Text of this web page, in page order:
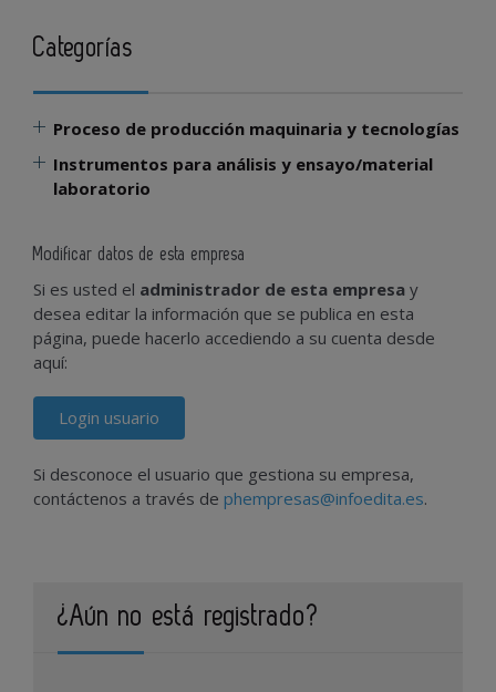
Categorías
Proceso de producción maquinaria y tecnologías
Instrumentos para análisis y ensayo/material
laboratorio
Modificar datos de esta empresa
Si es usted el administrador de esta empresa y
desea editar la información que se publica en esta
página, puede hacerlo accediendo a su cuenta desde
aquí:
Login usuario
Si desconoce el usuario que gestiona su empresa,
contáctenos a través de phempresas@infoedita.es.
¿Aún no está registrado?